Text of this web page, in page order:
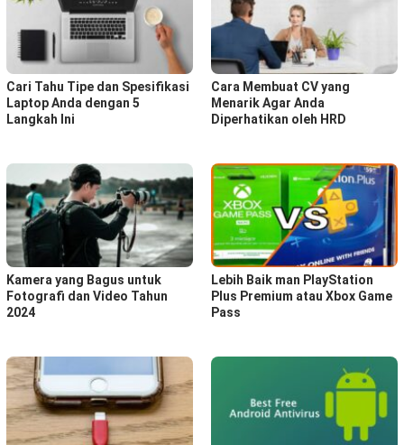
Cari Tahu Tipe dan Spesifikasi
Laptop Anda dengan 5
Langkah Ini
Cara Membuat CV yang
Menarik Agar Anda
Diperhatikan oleh HRD
Kamera yang Bagus untuk
Fotografi dan Video Tahun
2024
Lebih Baik man PlayStation
Plus Premium atau Xbox Game
Pass